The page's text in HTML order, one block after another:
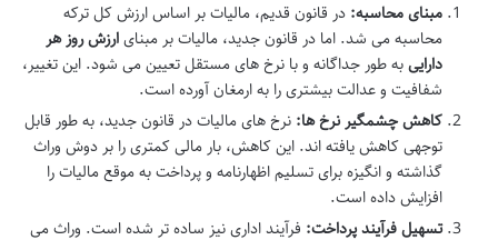
مبنای محاسبه: در قانون قدیم، مالیات بر اساس ارزش کل ترکه
محاسبه می شد. اما در قانون جدید، مالیات بر مبنایارزش روز هر
داراییبه طور جداگانه و با نرخ های مستقل تعیین می شود. این تغییر،
شفافیت و عدالت بیشتری را به ارمغان آورده است.
کاهش چشمگیر نرخ ها: نرخ های مالیات در قانون جدید، به طور قابل
توجهی کاهش یافته اند. این کاهش، بار مالی کمتری را بر دوش وراث
گذاشته و انگیزه برای تسلیم اظهارنامه و پرداخت به موقع مالیات را
افزایش داده است.
تسهیل فرآیند پرداخت: فرآیند اداری نیز ساده تر شده است. وراث می